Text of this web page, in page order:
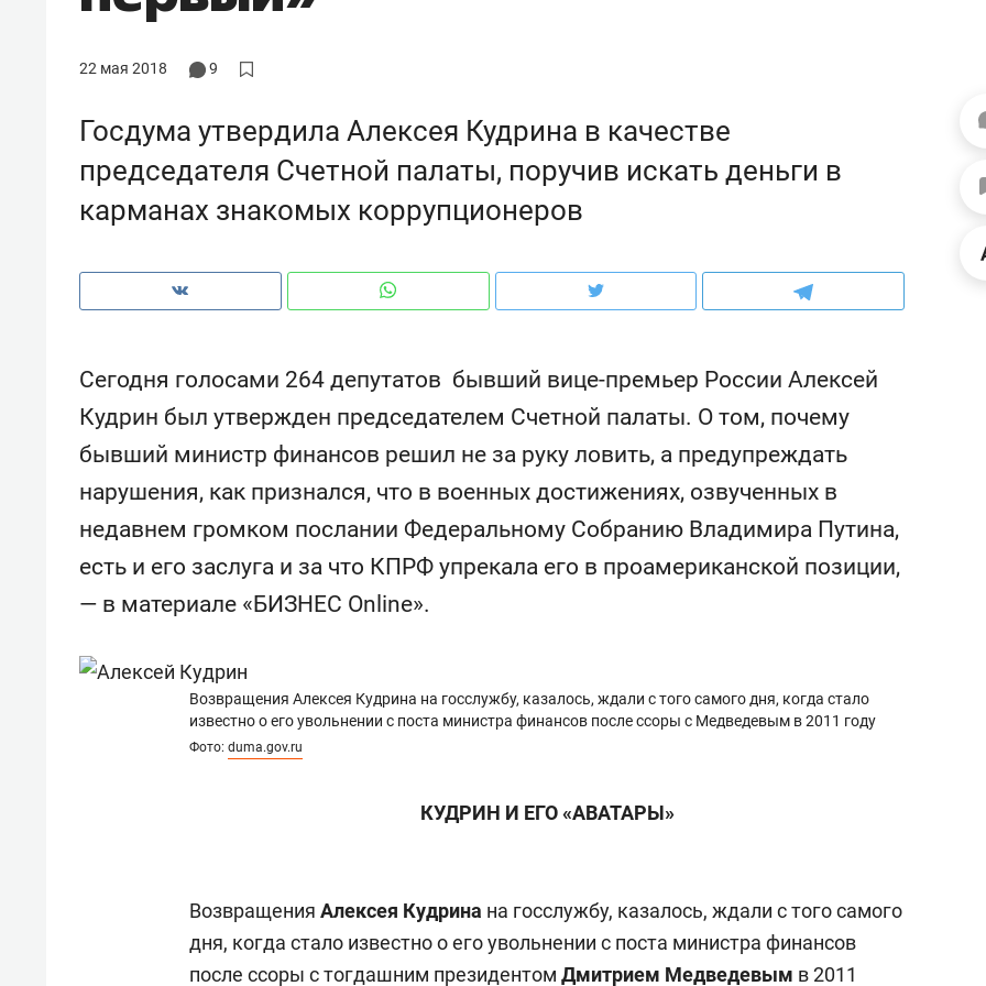
22 мая 2018 9
Госдума утвердила Алексея Кудрина в качестве
председателя Счетной палаты, поручив искать деньги в
карманах знакомых коррупционеров
Сегодня голосами 264 депутатов бывший вице-премьер России Алексей
Кудрин был утвержден председателем Счетной палаты. О том, почему
бывший министр финансов решил не за руку ловить, а предупреждать
нарушения, как признался, что в военных достижениях, озвученных в
недавнем громком послании Федеральному Собранию Владимира Путина,
есть и его заслуга и за что КПРФ упрекала его в проамериканской позиции,
— в материале «БИЗНЕС Online».
Возвращения Алексея Кудрина на госслужбу, казалось, ждали с того самого дня, когда стало
известно о его увольнении с поста министра финансов после ссоры с Медведевым в 2011 году
Фото: duma.gov.ru
КУДРИН И ЕГО «АВАТАРЫ»
Возвращения Алексея Кудрина на госслужбу, казалось, ждали с того самого
дня, когда стало известно о его увольнении с поста министра финансов
после ссоры с тогдашним президентом Дмитрием Медведевым в 2011
Оставить шум за волной: как
строят тишину в казанском
ЖК «Заря»
«Директорский невроз» –
когда человек не считает
свою сверхнагрузку
стрессом»
Дизайнер-прораб
Наседкина: «Ремонт
с мебелью за 2
для меня это